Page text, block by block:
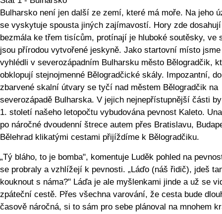
Bulharsko není jen další ze zemí, které má moře. Na jeho
se vyskytuje spousta jiných zajímavostí. Hory zde dosahují
bezmála ke třem tisícům, protínají je hluboké soutěsky, ve
jsou přírodou vytvořené jeskyně. Jako startovní místo
vyhlédli v severozápadním Bulharsku město Bělogradčik,
obklopují stejnojmenné Bělogradčické skály. Impozantní,
zbarvené skalní útvary se tyčí nad městem Bělogradčik na
severozápadě Bulharska. V jejich nejnepřístupnější části
1. století našeho letopočtu vybudována pevnost Kaleto.
po náročné dvoudenní štrece autem přes Bratislavu,
Bělehrad klikatými cestami přijíždíme k Bělogradčiku.
„Tý bláho, to je bomba", komentuje Luděk pohled na
se probraly a vzhlížejí k pevnosti. „Láďo (náš řidič), jdeš
kouknout s náma?" Láďa je ale myšlenkami jinde a už se
zpáteční cestě. Přes všechna varování, že cesta bude
časově náročná, si to sám pro sebe plánoval na mnohem